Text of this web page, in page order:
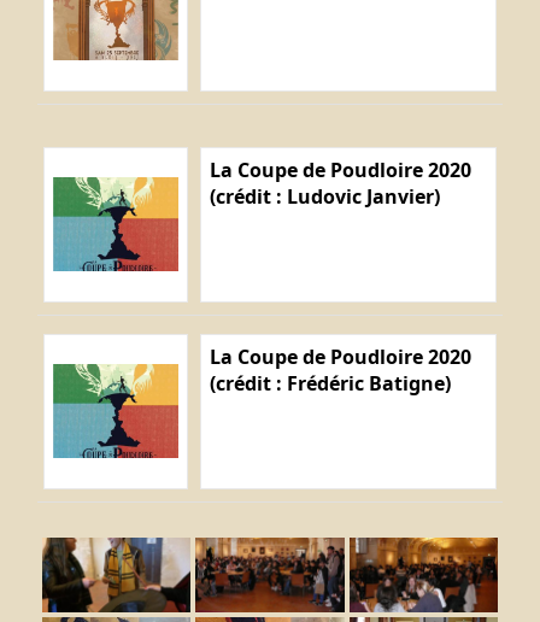
La Coupe de Poudloire 2020
(crédit : Ludovic Janvier)
La Coupe de Poudloire 2020
(crédit : Frédéric Batigne)